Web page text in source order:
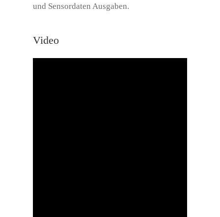
und Sensordaten Ausgaben.
Video